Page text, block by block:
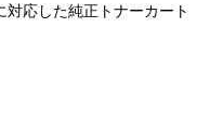
応した純正トナーカート